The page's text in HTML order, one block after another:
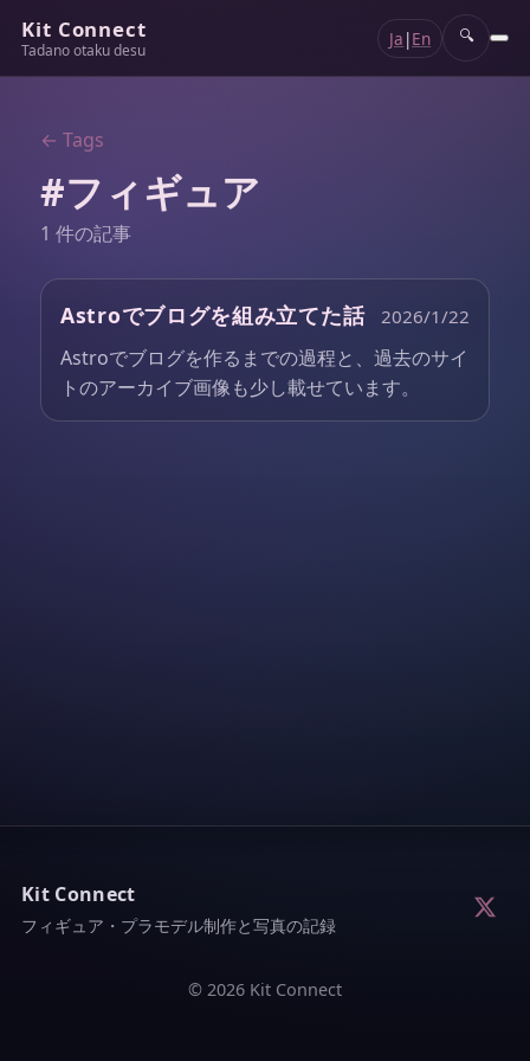
Kit Connect
Tadano otaku desu
Ja |En 🔍
← Tags
#フィギュア
1 件の記事
Astroでブログを組み立てた話 2026/1/22
Astroでブログを作るまでの過程と、過去のサイ
トのアーカイブ画像も少し載せています。
Kit Connect
フィギュア・プラモデル制作と写真の記録
© 2026 Kit Connect